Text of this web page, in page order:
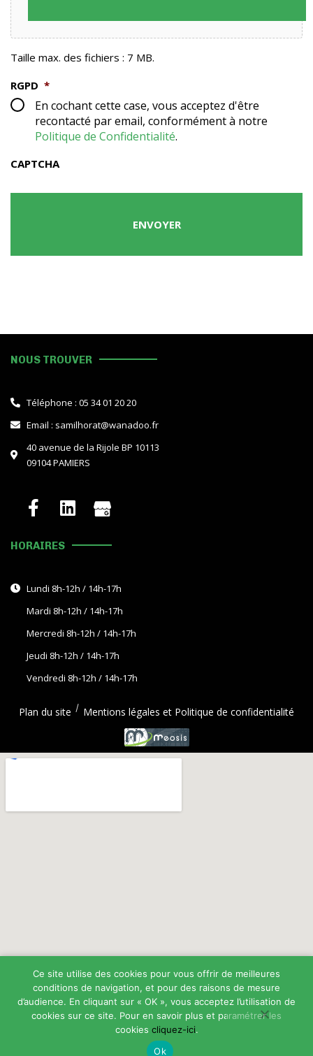
Taille max. des fichiers : 7 MB.
RGPD *
En cochant cette case, vous acceptez d'être
recontacté par email, conformément à notre
Politique de Confidentialité.
CAPTCHA
NOUS TROUVER
Téléphone : 05 34 01 20 20
Email : samilhorat@wanadoo.fr
40 avenue de la Rijole BP 10113
09104 PAMIERS
HORAIRES
Lundi 8h-12h / 14h-17h
Mardi 8h-12h / 14h-17h
Mercredi 8h-12h / 14h-17h
Jeudi 8h-12h / 14h-17h
Vendredi 8h-12h / 14h-17h
Plan du site Mentions légales et Politique de confidentialité
Ce site utilise des cookies pour vous offrir de meilleures
conditions de navigation, et pour des raisons de mesure
d’audience. En cliquant sur « OK », vous acceptez l’utilisation de
cookies sur ce site. Pour en savoir plus et paramétrer les
cookies cliquez-ici.
Ok